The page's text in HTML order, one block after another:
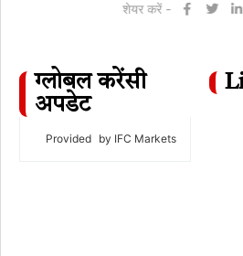
शेयर करें -
ग्लोबल करेंसी
अपडेट
Provided by IFC Markets